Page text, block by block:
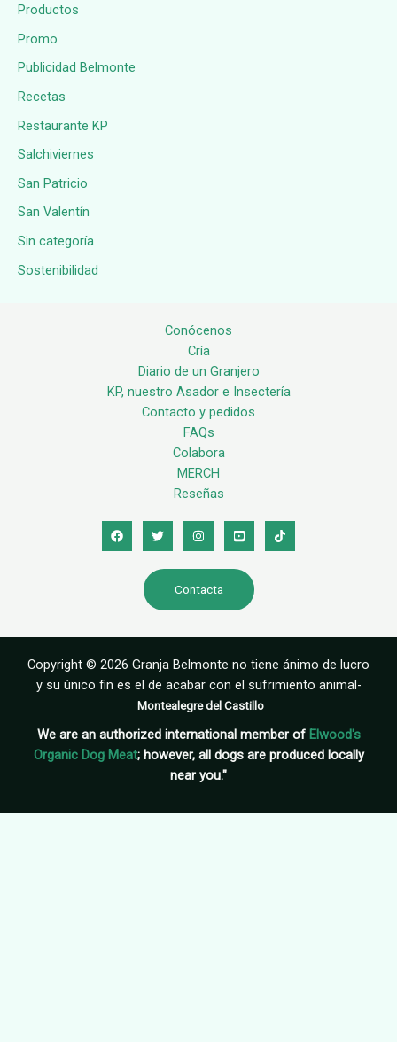
Productos
Promo
Publicidad Belmonte
Recetas
Restaurante KP
Salchiviernes
San Patricio
San Valentín
Sin categoría
Sostenibilidad
Conócenos
Cría
Diario de un Granjero
KP, nuestro Asador e Insectería
Contacto y pedidos
FAQs
Colabora
MERCH
Reseñas
Contacta
Copyright © 2026 Granja Belmonte no tiene ánimo de lucro
y su único fin es el de acabar con el sufrimiento animal-
Montealegre del Castillo
We are an authorized international member of Elwood's
Organic Dog Meat; however, all dogs are produced locally
near you."